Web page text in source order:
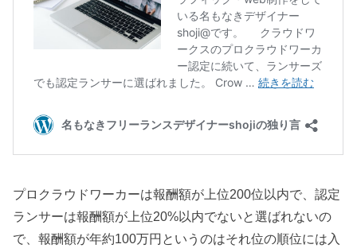
プロクラウドワーカーは報酬額が上位200位以内で、認定
ランサーは報酬額が上位20%以内でないと選ばれないの
で、報酬額が年約100万円というのはそれ位の順位には入